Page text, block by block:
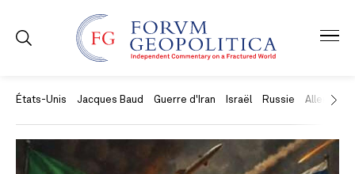
États-Unis Jacques Baud Guerre d'Iran Israël Russie Allemagne